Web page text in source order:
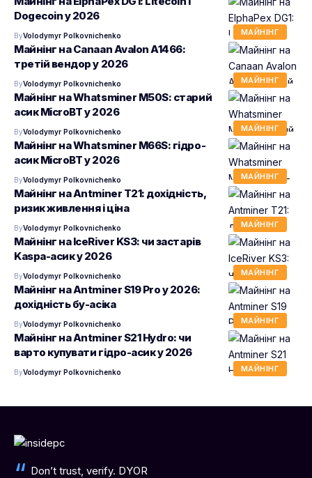
МАЙНІНГ
Dogecoin у 2026
ByVolodymyr Polkovnichenko
МАЙНІНГ
Майнінг на Canaan Avalon A1466:
третій вендор у 2026
ByVolodymyr Polkovnichenko
МАЙНІНГ
Майнінг на Whatsminer M50S: старий
асик MicroBT у 2026
ByVolodymyr Polkovnichenko
МАЙНІНГ
Майнінг на Whatsminer M66S: гідро-
асик MicroBT у 2026
ByVolodymyr Polkovnichenko
МАЙНІНГ
Майнінг на Antminer T21: дохідність,
ризик живлення і ціна
ByVolodymyr Polkovnichenko
МАЙНІНГ
Майнінг на IceRiver KS3: чи застарів
Kaspa-асик у 2026
ByVolodymyr Polkovnichenko
МАЙНІНГ
Майнінг на Antminer S19 Pro у 2026:
дохідність бу-асіка
ByVolodymyr Polkovnichenko
МАЙНІНГ
Майнінг на Antminer S21 Hydro: чи
варто купувати гідро-асик у 2026
ByVolodymyr Polkovnichenko
Don’t trust, verify. DYOR